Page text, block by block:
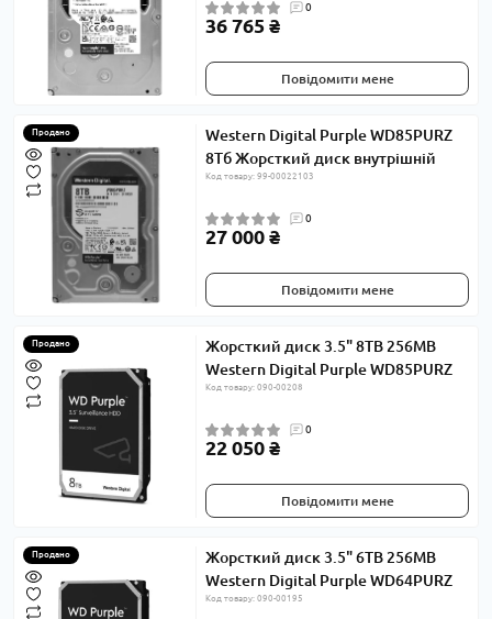
0
36 765 ₴
Повідомити мене
Продано
Western Digital Purple WD85PURZ
8Тб Жорсткий диск внутрішній
Код товару: 99-00022103
0
27 000 ₴
Повідомити мене
Продано
Жорсткий диск 3.5" 8TB 256MB
Western Digital Purple WD85PURZ
Код товару: 090-00208
0
22 050 ₴
Повідомити мене
Продано
Жорсткий диск 3.5" 6TB 256MB
Western Digital Purple WD64PURZ
Код товару: 090-00195